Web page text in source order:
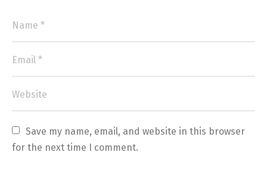
Save my name, email, and website in this browser
for the next time I comment.